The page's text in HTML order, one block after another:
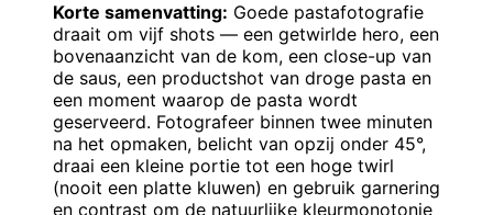
Korte samenvatting: Goede pastafotografie
draait om vijf shots — een getwirlde hero, een
bovenaanzicht van de kom, een close-up van
de saus, een productshot van droge pasta en
een moment waarop de pasta wordt
geserveerd. Fotografeer binnen twee minuten
na het opmaken, belicht van opzij onder 45°,
draai een kleine portie tot een hoge twirl
(nooit een platte kluwen) en gebruik garnering
en contrast om de natuurlijke kleurmonotonie